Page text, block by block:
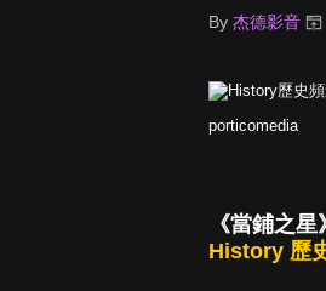
By 杰德影音
porticomedia
《當鋪之
History 歷